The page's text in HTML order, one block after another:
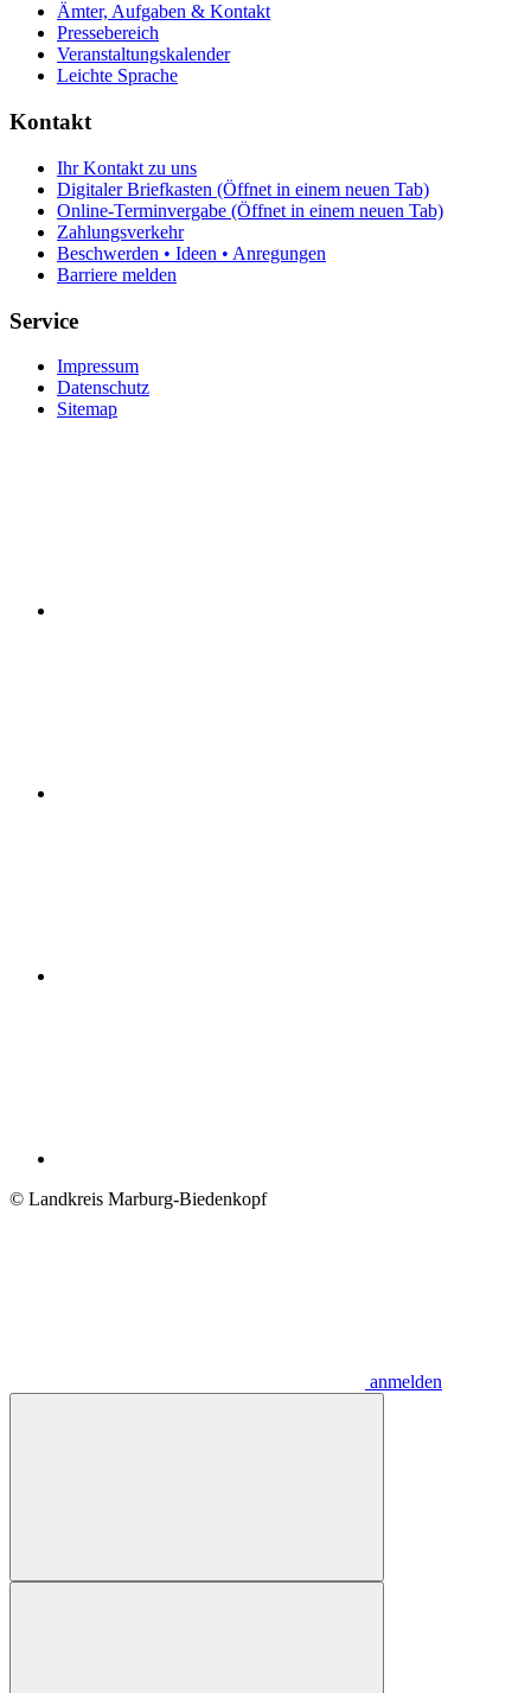
Ämter, Aufgaben & Kontakt
Pressebereich
Veranstaltungskalender
Leichte Sprache
Kontakt
Ihr Kontakt zu uns
Digitaler Briefkasten (Öffnet in einem neuen Tab)
Online-Terminvergabe (Öffnet in einem neuen Tab)
Zahlungsverkehr
Beschwerden • Ideen • Anregungen
Barriere melden
Service
Impressum
Datenschutz
Sitemap
© Landkreis Marburg-Biedenkopf
anmelden